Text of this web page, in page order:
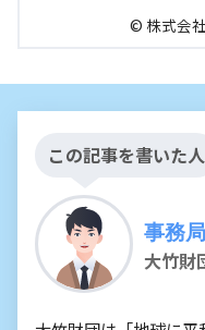
© 株式会
この記事を書いた人
事務局
大竹財